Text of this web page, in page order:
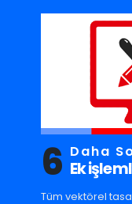
6 Daha
Ek
Tüm vektörel